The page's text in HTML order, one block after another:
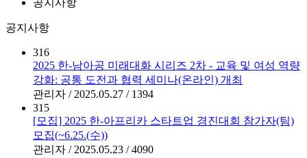
공지사항
316
2025 한-남아공 미래대화 시리즈 2차 - 교육 및 여성 역량
강화: 공통 도전과 협력 세미나(온라인) 개최
관리자 / 2025.05.27 / 1394
315
[모집] 2025 한-아프리카 스타트업 경진대회 참가자(팀)
모집(~6.25.(수))
관리자 / 2025.05.23 / 4090